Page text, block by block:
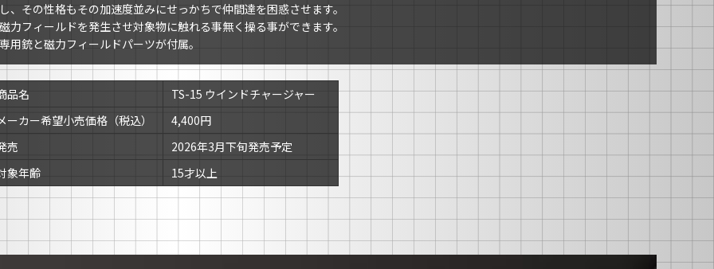
し、その性格もその加速度並みにせっかちで仲間達を困惑させます。
磁力フィールドを発生させ対象物に触れる事無く操る事ができます。
専用銃と磁力フィールドパーツが付属。
品名
TS-15 ウインドチャージャー
ーカー希望小売価格（税込）
4,400円
売
2026年3月下旬発売予定
象年齢
15才以上